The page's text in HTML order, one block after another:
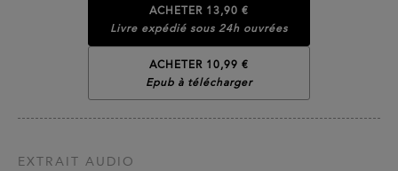
ACHETER 13,90 €
Livre expédié sous 24h ouvrées
ACHETER 10,99 €
Epub à télécharger
EXTRAIT AUDIO